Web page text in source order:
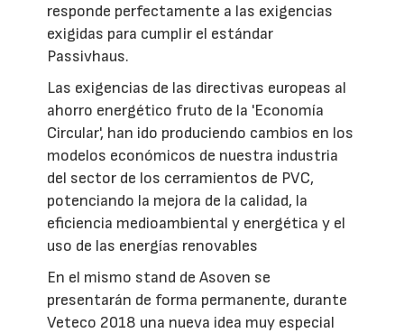
responde perfectamente a las exigencias
exigidas para cumplir el estándar
Passivhaus.
Las exigencias de las directivas europeas al
ahorro energético fruto de la 'Economía
Circular', han ido produciendo cambios en los
modelos económicos de nuestra industria
del sector de los cerramientos de PVC,
potenciando la mejora de la calidad, la
eficiencia medioambiental y energética y el
uso de las energías renovables
En el mismo stand de Asoven se
presentarán de forma permanente, durante
Veteco 2018 una nueva idea muy especial